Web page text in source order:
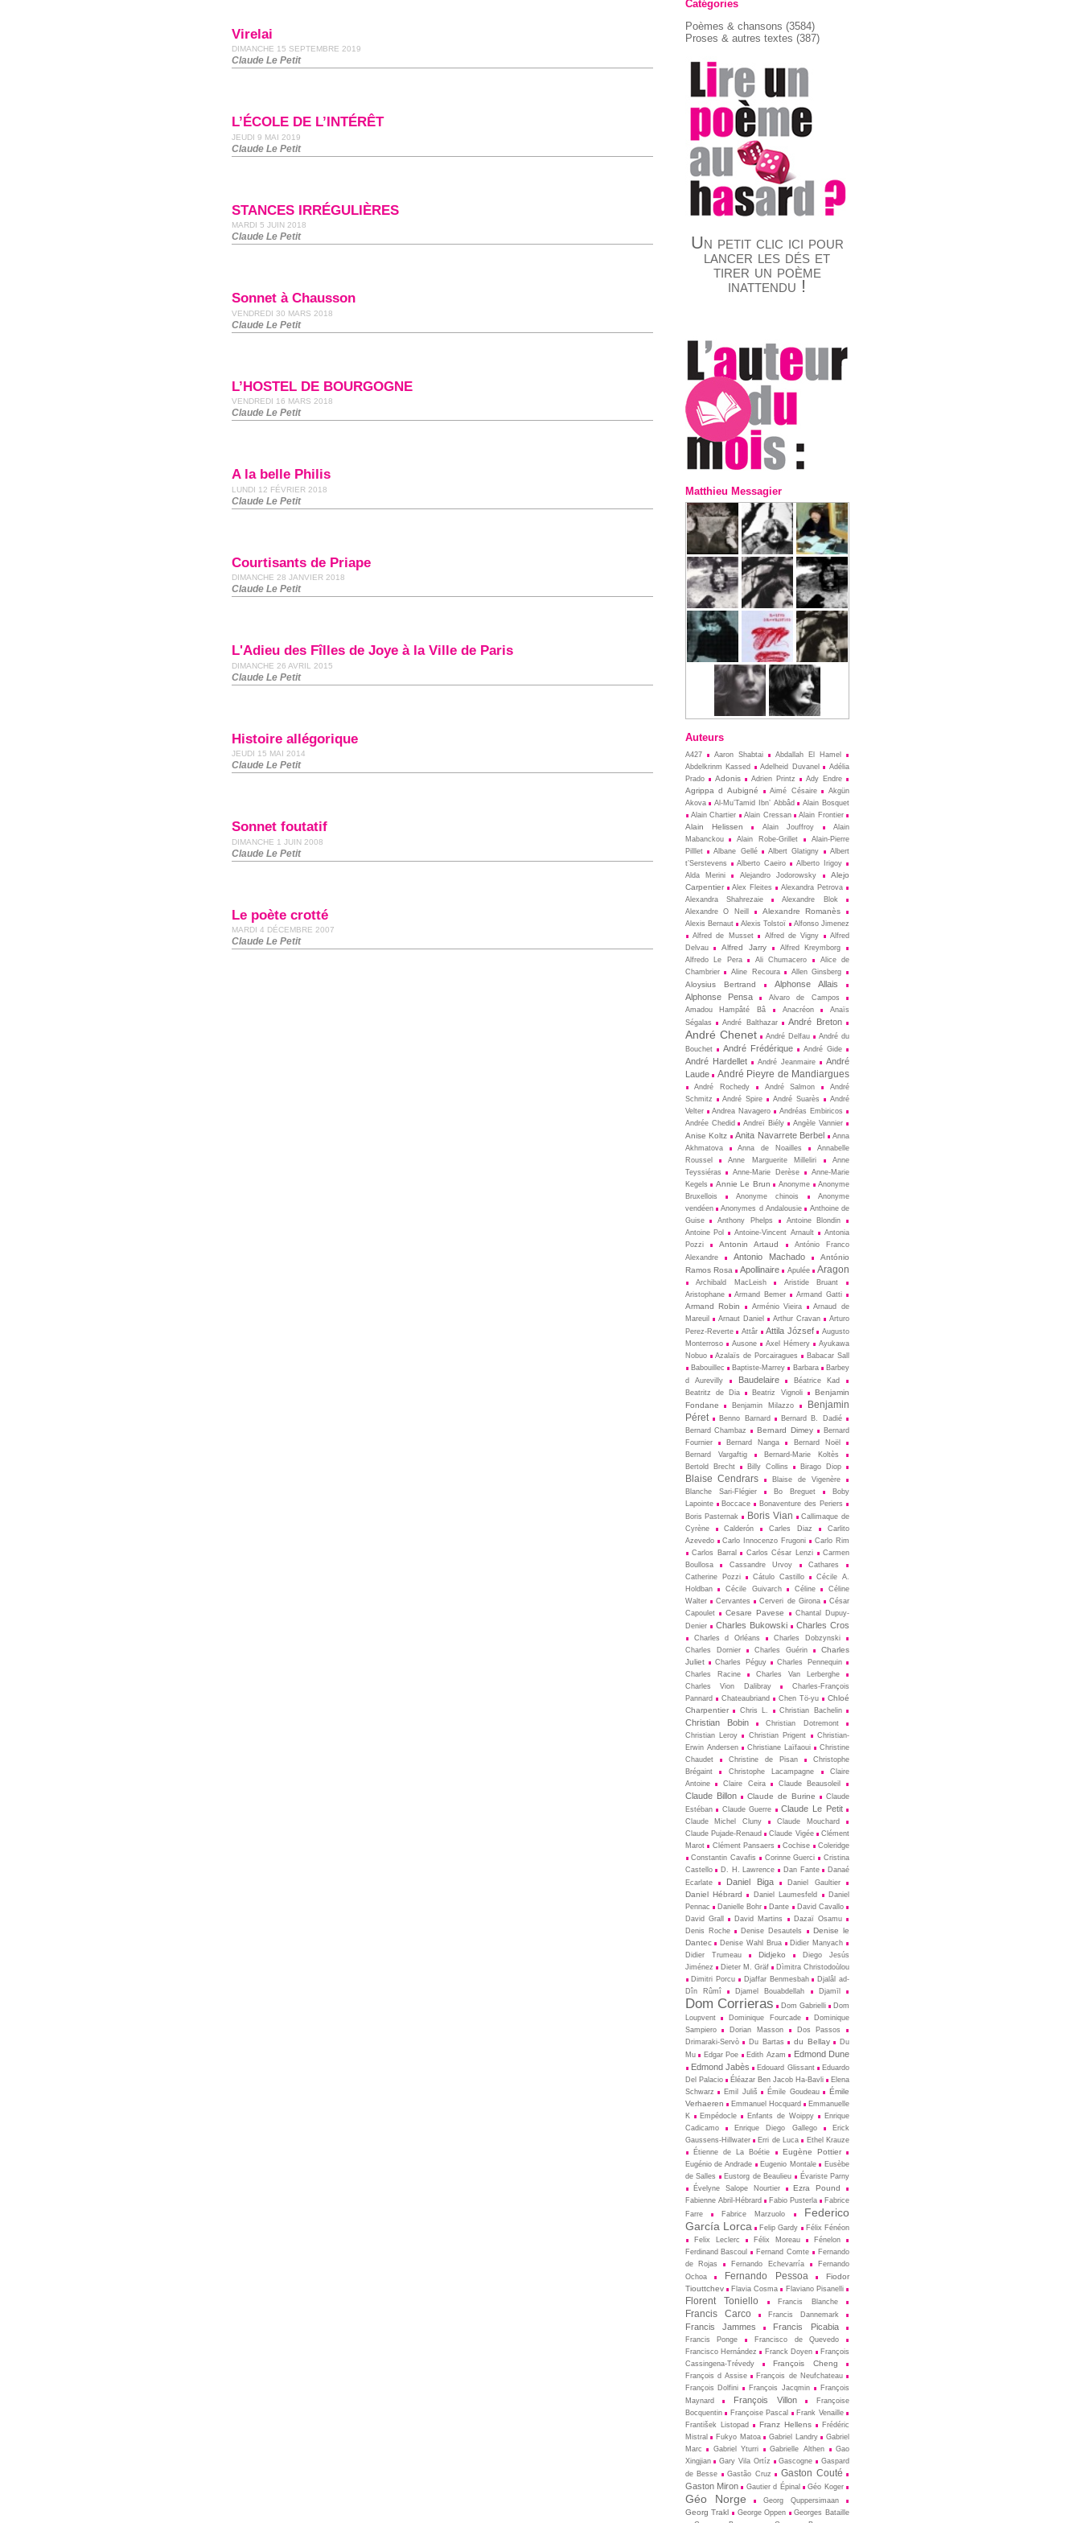
Virelai
DIMANCHE 15 SEPTEMBRE 2019
Claude Le Petit
L’ÉCOLE DE L’INTÉRÊT
JEUDI 9 MAI 2019
Claude Le Petit
STANCES IRRÉGULIÈRES
MARDI 5 JUIN 2018
Claude Le Petit
Sonnet à Chausson
VENDREDI 30 MARS 2018
Claude Le Petit
L’HOSTEL DE BOURGOGNE
VENDREDI 16 MARS 2018
Claude Le Petit
A la belle Philis
LUNDI 12 FÉVRIER 2018
Claude Le Petit
Courtisants de Priape
DIMANCHE 28 JANVIER 2018
Claude Le Petit
L'Adieu des Fîlles de Joye à la Ville de Paris
DIMANCHE 26 AVRIL 2015
Claude Le Petit
Histoire allégorique
JEUDI 15 MAI 2014
Claude Le Petit
Son­net fou­ta­tif
DIMANCHE 1 JUIN 2008
Claude Le Petit
Le poète crotté
MARDI 4 DÉCEMBRE 2007
Claude Le Petit
Catégories
Poèmes & chansons (3584)
Proses & autres textes (387)
Un petit clic ici pour
lancer les dés et
tirer un poème
inattendu !
Matthieu Messagier
Auteurs
A427 Aaron Shabtai
Abdallah El Hamel
Abdelkrinm Kassed
Adelheid Duvanel
Adélia
Prado
Adonis Adrien Printz Ady Endre
Agrippa d Aubigné Aimé Césaire
Akgün
Akova
Al-Mu’Tamid Ibn’ Abbâd
Alain Bosquet
Alain Chartier
Alain Cressan Alain Frontier
Alain Helissen Alain Jouffroy
Alain
Mabanckou
Alain Robe-Grillet
Alain-Pierre
Pilllet
Albane Gellé Albert Glatigny
Albert
t’Serstevens
Alberto Caeiro
Alberto Irigoy
Alda Merini
Alejandro Jodorowsky
Alejo
Carpentier
Alex Fleites
Alexandra Petrova
Alexandra Shahrezaie
Alexandre Blok
Alexandre O Neill
Alexandre Romanès
Alexis Bernaut Alexis Tolstoï
Alfonso Jimenez
Alfred de Musset
Alfred de Vigny
Alfred
Delvau
Alfred Jarry
Alfred Kreymborg
Alfredo Le Pera
Ali Chumacero
Alice de
Chambrier
Aline Recoura Allen Ginsberg
Aloysius Bertrand
Alphonse Allais
Alphonse Pensa
Alvaro de Campos
Amadou Hampâté Bâ
Anacréon
Anaïs
Ségalas
André Balthazar André Breton
André Chenet André Delfau
André du
Bouchet
André Frédérique André Gide
André Hardellet André Jeanmaire
André
Laude
André Pieyre de Mandiargues
André Rochedy André Salmon
André
Schmitz
André Spire André Suarès
André
Velter
Andrea Navagero
Andréas Embiricos
Andrée Chedid
Andreï Biély Angèle Vannier
Anise Koltz Anita Navarrete Berbel
Anna
Akhmatova
Anna de Noailles
Annabelle
Roussel
Anne Marguerite Milleliri
Anne
Teyssiéras
Anne-Marie Derèse
Anne-Marie
Kegels
Annie Le Brun Anonyme
Anonyme
Bruxellois
Anonyme chinois
Anonyme
vendéen
Anonymes d Andalousie
Anthoine de
Guise
Anthony Phelps
Antoine Blondin
Antoine Pol
Antoine-Vincent Arnault
Antonia
Pozzi
Antonin Artaud
António Franco
Alexandre
Antonio Machado
António
Ramos Rosa
Apollinaire Apulée Aragon
Archibald MacLeish
Aristide Bruant
Aristophane
Armand Bemer Armand Gatti
Armand Robin Arménio Vieira
Arnaud de
Mareuil
Arnaut Daniel Arthur Cravan
Arturo
Perez-Reverte
Attâr Attila József
Augusto
Monterroso
Ausone Axel Hémery
Ayukawa
Nobuo
Azalaïs de Porcairagues
Babacar Sall
Babouillec
Baptiste-Marrey Barbara
Barbey
d Aurevilly
Baudelaire
Béatrice Kad
Beatritz de Dia
Beatriz Vignoli
Benjamin
Fondane
Benjamin Milazzo
Benjamin
Péret
Benno Barnard
Bernard B. Dadié
Bernard Chambaz
Bernard Dimey
Bernard
Fournier
Bernard Nanga
Bernard Noël
Bernard Vargaftig
Bernard-Marie Koltès
Bertold Brecht
Billy Collins Birago Diop
Blaise Cendrars
Blaise de Vigenère
Blanche Sari-Flégier
Bo Breguet
Boby
Lapointe
Boccace
Bonaventure des Periers
Boris Pasternak
Boris Vian
Callimaque de
Cyrène
Cal­derón Carles Diaz
Carlito
Azevedo
Carlo Innocenzo Frugoni
Carlo Rim
Carlos Barral
Carlos César Lenzi
Carmen
Boullosa
Cassandre Urvoy
Cathares
Catherine Pozzi
Cátulo Castillo
Cécile A.
Holdban
Cécile Guivarch Céline
Céline
Walter
Cervantes Cerveri de Girona
César
Capoulet
Cesare Pavese
Chantal Dupuy-
Denier
Charles Bukowski Charles Cros
Charles d Orléans
Charles Dobzynski
Charles Dornier
Charles Guérin
Charles
Juliet
Charles Péguy
Charles Pennequin
Charles Racine
Charles Van Lerberghe
Charles Vion Dalibray
Charles-François
Pannard
Chateaubriand Chen Tö-yu
Chloé
Charpentier
Chris L. Christian Bachelin
Christian Bobin
Christian Dotremont
Christian Leroy
Christian Prigent
Christian-
Erwin Andersen
Christiane Laïfaoui
Christine
Chaudet
Christine de Pisan
Christophe
Brégaint
Christophe Lacampagne
Claire
Antoine
Claire Ceira Claude Beausoleil
Claude Billon Claude de Burine
Claude
Estéban
Claude Guerre Claude Le Petit
Claude Michel Cluny
Claude Mouchard
Claude Pujade-Renaud
Claude Vigée
Clément
Marot
Clément Pansaers Cochise
Coleridge
Constantin Cavafis
Corinne Guerci
Cristina
Castello
D. H. Lawrence Dan Fante
Danaé
Ecarlate
Daniel Biga Daniel Gaultier
Daniel Hébrard Daniel Laumesfeld
Daniel
Pennac
Danielle Bohr Dante
David Cavallo
David Grall
David Martins
Dazaï Osamu
Denis Roche
Denise Desautels
Denise le
Dantec
Denise Wahl Brua
Didier Manyach
Didier Trumeau
Didjeko
Diego Jesús
Jiménez
Dieter M. Gräf
Dìmitra Christodoùlou
Dimitri Porcu
Djaffar Benmesbah
Djalâl ad-
Dîn Rûmî
Djamel Bouabdellah Djamīl
Dom Corrieras Dom Gabrielli
Dom
Loupvent
Dominique Fourcade
Dominique
Sampiero
Dorian Masson
Dos Passos
Drimaraki-Servò
Du Bartas du Bellay
Du
Mu
Edgar Poe Edith Azam
Edmond Dune
Edmond Jabès
Edouard Glissant
Eduardo
Del Palacio
Éléazar Ben Jacob Ha-Bavli
Elena
Schwarz
Emil Juliš Émile Goudeau
Émile
Verhaeren
Emmanuel Hocquard
Emmanuelle
K
Empédocle Enfants de Woippy
Enrique
Cadicamo
Enrique Diego Gallego
Erick
Gaussens-Hillwater
Erri de Luca
Ethel Krauze
Étienne de La Boétie
Eugène Pottier
Eugénio de Andrade Eugenio Montale
Eusèbe
de Salles
Eustorg de Beaulieu
Évariste Parny
Évelyne Salope Nourtier
Ezra Pound
Fabienne Abril-Hébrard Fabio Pusterla
Fabrice
Farre
Fabrice Marzuolo
Federico
García Lorca
Felip Gardy
Félix Fénéon
Felix Leclerc
Félix Moreau
Fénelon
Ferdinand Bascoul
Fernand Comte
Fernando
de Rojas
Fernando Echevarría
Fernando
Ochoa
Fernando Pessoa
Fiodor
Tiouttchev
Flavia Cosma Flaviano Pisanelli
Florent Toniello Francis Blanche
Francis Carco Francis Dannemark
Francis Jammes Francis Picabia
Francis Ponge
Francisco de Quevedo
Francisco Hernández
Franck Doyen
François
Cassingena-Trévedy
François Cheng
François d Assise
François de Neufchateau
François Dolfini
François Jacqmin
François
Maynard
François Villon
Françoise
Bocquentin
Françoise Pascal
Frank Venaille
František Listopad
Franz Hellens
Frédéric
Mistral
Fukyo Matoa Gabriel Landry
Gabriel
Marc
Gabriel Yturri Gabrielle Althen
Gao
Xingjian
Gary Vila Ortíz Gascogne
Gaspard
de Besse
Gastão Cruz Gaston Couté
Gaston Miron Gautier d Épinal Géo Koger
Géo Norge Georg Quppersimaan
Georg Trakl George Oppen
Georges Bataille